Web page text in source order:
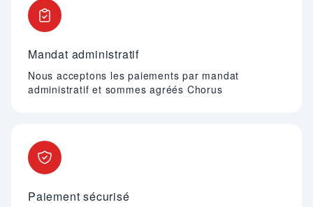
Mandat administratif
Nous acceptons les paiements par mandat
administratif et sommes agréés Chorus
Paiement sécurisé